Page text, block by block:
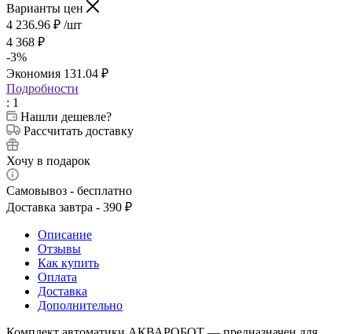
Варианты цен
4 236.96 ₽ /шт
4 368 ₽
-3%
Экономия 131.04 ₽
Подробности
: 1
Нашли дешевле?
Рассчитать доставку
Хочу в подарок
Самовывоз - бесплатно
Доставка завтра - 390 ₽
Описание
Отзывы
Как купить
Оплата
Доставка
Дополнительно